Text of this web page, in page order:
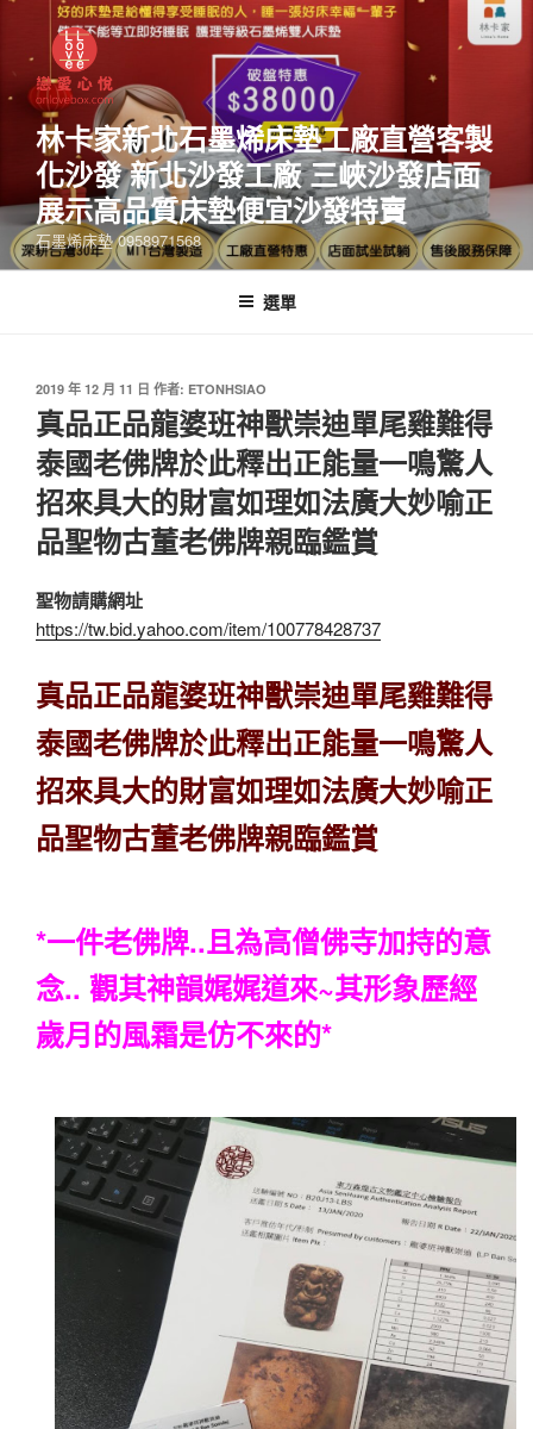
林卡家新北石墨烯床墊工廠直營客製
化沙發 新北沙發工廠 三峽沙發店面
展示高品質床墊便宜沙發特賣
石墨烯床墊 0958971568
選單
2019 年 12 月 11 日 作者: ETONHSIAO
真品正品龍婆班神獸崇迪單尾雞難得
泰國老佛牌於此釋出正能量一鳴驚人
招來具大的財富如理如法廣大妙喻正
品聖物古董老佛牌親臨鑑賞
聖物請購網址
https://tw.bid.yahoo.com/item/100778428737
真品正品龍婆班神獸崇迪單尾雞難得
泰國老佛牌於此釋出正能量一鳴驚人
招來具大的財富如理如法廣大妙喻正
品聖物古董老佛牌親臨鑑賞
*一件老佛牌..且為高僧佛寺加持的意
念.. 觀其神韻娓娓道來~其形象歷經
歲月的風霜是仿不來的*